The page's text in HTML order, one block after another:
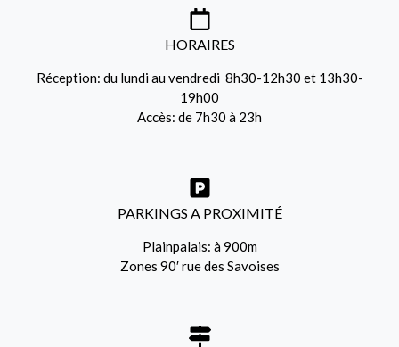
HORAIRES
Réception: du lundi au vendredi 8h30-12h30 et 13h30-
19h00
Accès: de 7h30 à 23h
PARKINGS A PROXIMITÉ
Plainpalais: à 900m
Zones 90′ rue des Savoises